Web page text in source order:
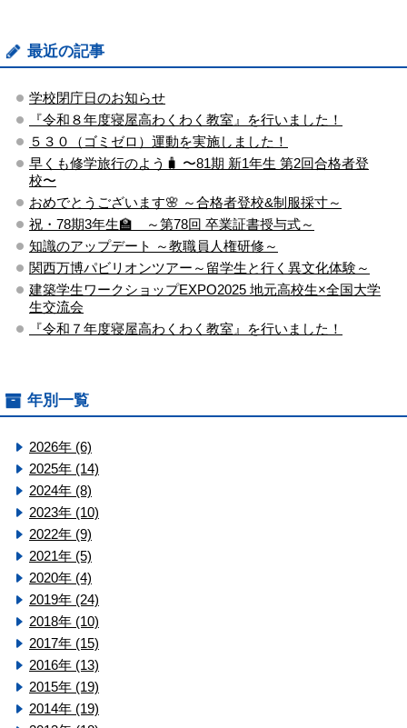
最近の記事
学校閉庁日のお知らせ
『令和８年度寝屋高わくわく教室』を行いました！
５３０（ゴミゼロ）運動を実施しました！
早くも修学旅行のよう🧳 〜81期 新1年生 第2回合格者登
校〜
おめでとうございます🌸 ～合格者登校&制服採寸～
祝・78期3年生🏫 ～第78回 卒業証書授与式～
知識のアップデート ～教職員人権研修～
関西万博パビリオンツアー～留学生と行く異文化体験～
建築学生ワークショップEXPO2025 地元高校生×全国大学
生交流会
『令和７年度寝屋高わくわく教室』を行いました！
年別一覧
2026年 (6)
2025年 (14)
2024年 (8)
2023年 (10)
2022年 (9)
2021年 (5)
2020年 (4)
2019年 (24)
2018年 (10)
2017年 (15)
2016年 (13)
2015年 (19)
2014年 (19)